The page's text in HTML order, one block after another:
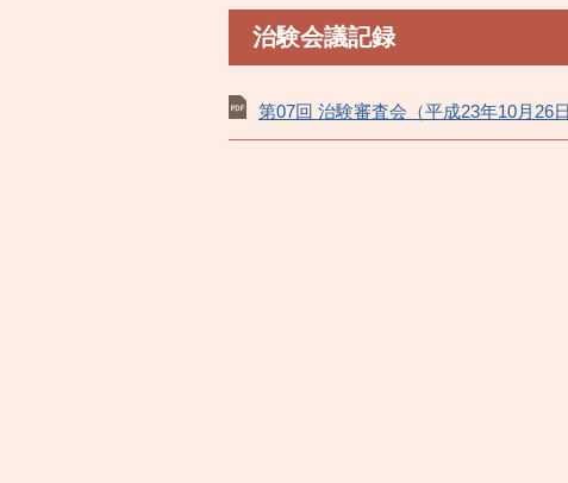
治験会議記録
第07回 治験審査会（平成23年10月26